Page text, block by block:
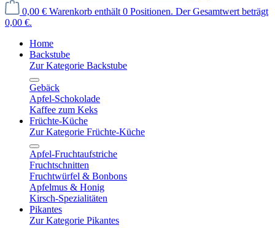
0,00 € Warenkorb enthält 0 Positionen. Der Gesamtwert beträgt
0,00 €.
Home
Backstube
Zur Kategorie Backstube
Gebäck
Apfel-Schokolade
Kaffee zum Keks
Früchte-Küche
Zur Kategorie Früchte-Küche
Apfel-Fruchtaufstriche
Fruchtschnitten
Fruchtwürfel & Bonbons
Apfelmus & Honig
Kirsch-Spezialitäten
Pikantes
Zur Kategorie Pikantes